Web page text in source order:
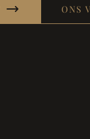
ONS